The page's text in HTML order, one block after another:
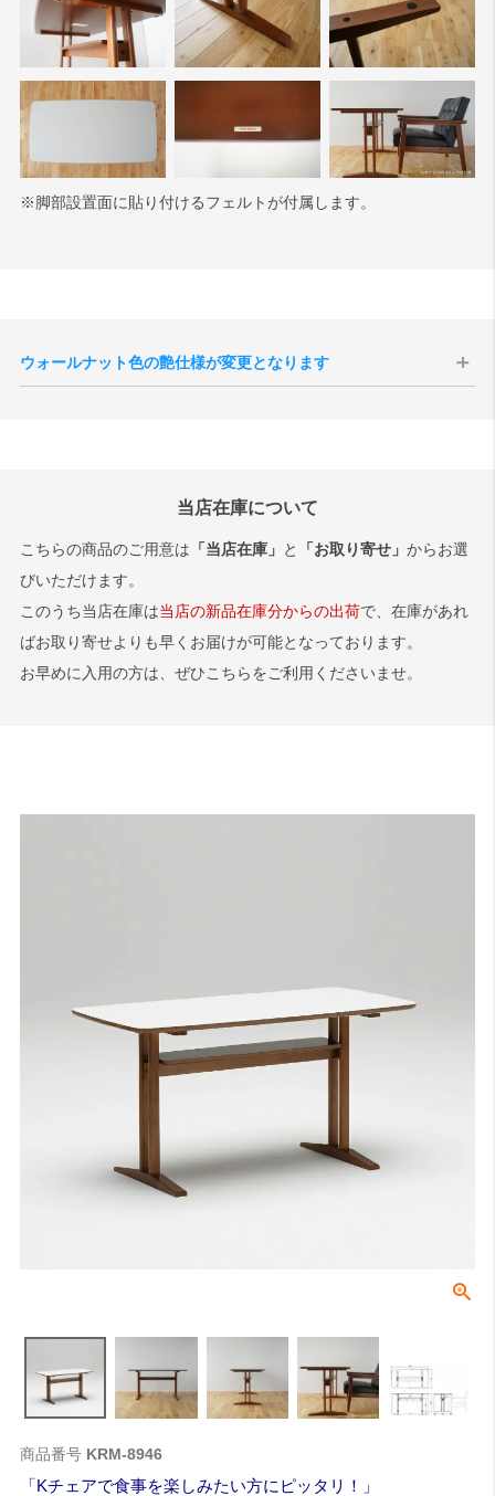
※脚部設置面に貼り付けるフェルトが付属します。
ウォールナット色の艶仕様が変更となります
旧のご指定は承ることができませんので、あらかじめご了承いただけ
サンプル画像1 、サンプル画像2 、サンプル画像3
当店在庫について
こちらの商品のご用意は 「当店在庫」 と 「お取り寄せ」 からお選
びいただけます。
このうち当店在庫は当店の新品在庫分からの出荷で、在庫があれ
ばお取り寄せよりも早くお届けが可能となっております。
お早めに入用の方は、ぜひこちらをご利用くださいませ。
商品番号 KRM-8946
Kチェアで食事を楽しみたい方にピッタリ！